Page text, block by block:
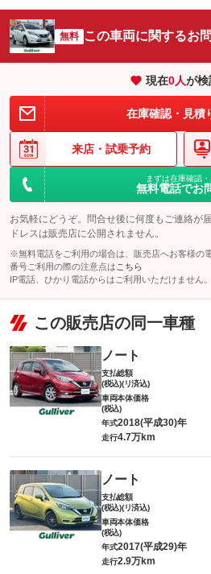
く色をキープするのに効果を発
の劣化を防止し、ガラス被膜に
く色をキープするのに効果を発
このパックの見積
パック内容
着を抑制する効果が期待できま
備考
ガラス被膜で黄ばみなどの表面
このパックの見積
格
『ウロコポリッシュ』は専用の
ウロコを除去します。頑固なウ
美観をキープする為にお勧めし
備考
『ウロコポリッシュ』は専用の
ウロコを除去します。頑固なウ
美観をキープする為にお勧めし
このパックの見積
無料 この車両に関するお
現在0人が検
在庫確認・見積
来店・ 試乗予約
まずは在庫確認
無料電話でお
お気軽にどうぞ。問合せ後に何度もご連絡が
ドレスは販売店に公開されません。
※無料電話をご利用の場合は、販売店へお客様の
番号ご利用の際の注意点は こちら
IP電話、ひかり電話からはご利用いただけません。
この販売店の同一車種
ノート
支払総額
(税込)(リ済込)
車両本体価格
(税込)
年式2018(平成30)年
走行4.7万km
ノート
支払総額
(税込)(リ済込)
車両本体価格
(税込)
年式2017(平成29)年
走行2.9万km